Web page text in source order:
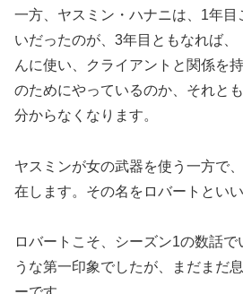
一方、ヤスミン・ハナニは、1年目
いだったのが、3年目ともなれば
んに使い、クライアントと関係を
のためにやっているのか、それと
分からなくなります。
ヤスミンが女の武器を使う一方で
在します。その名をロバートといい
ロバートこそ、シーズン1の数話
うな第一印象でしたが、まだまだ